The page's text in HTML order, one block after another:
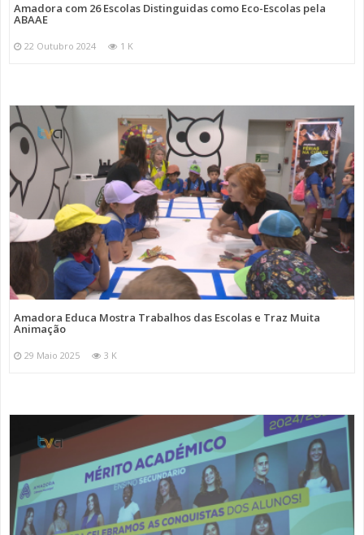
Amadora com 26 Escolas Distinguidas como Eco-Escolas pela
ABAAE
22 Outubro 2024 1 K
Amadora Educa Mostra Trabalhos das Escolas e Traz Muita
Animação
29 Maio 2025 3 K